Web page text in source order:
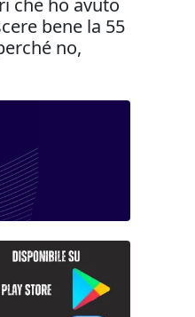
che ho avuto
bene la 55
no,